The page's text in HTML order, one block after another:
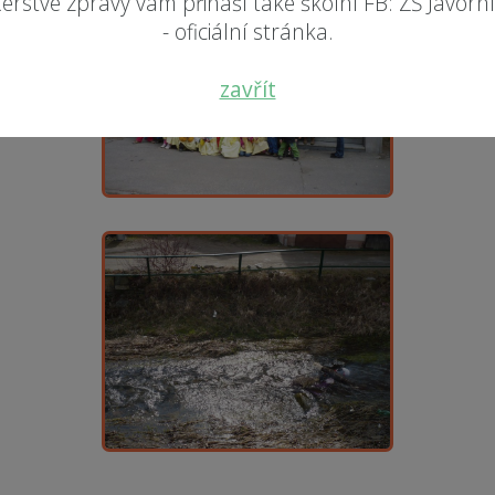
- oficiální stránka.
zavřít